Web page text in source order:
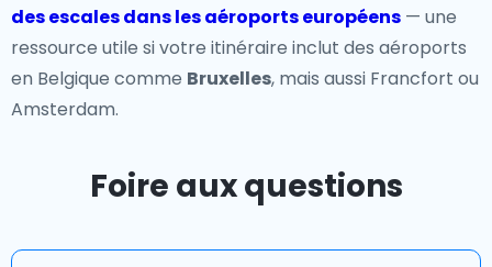
des escales dans les aéroports européens — une
ressource utile si votre itinéraire inclut des aéroports
en Belgique comme Bruxelles, mais aussi Francfort ou
Amsterdam.
Foire aux questions